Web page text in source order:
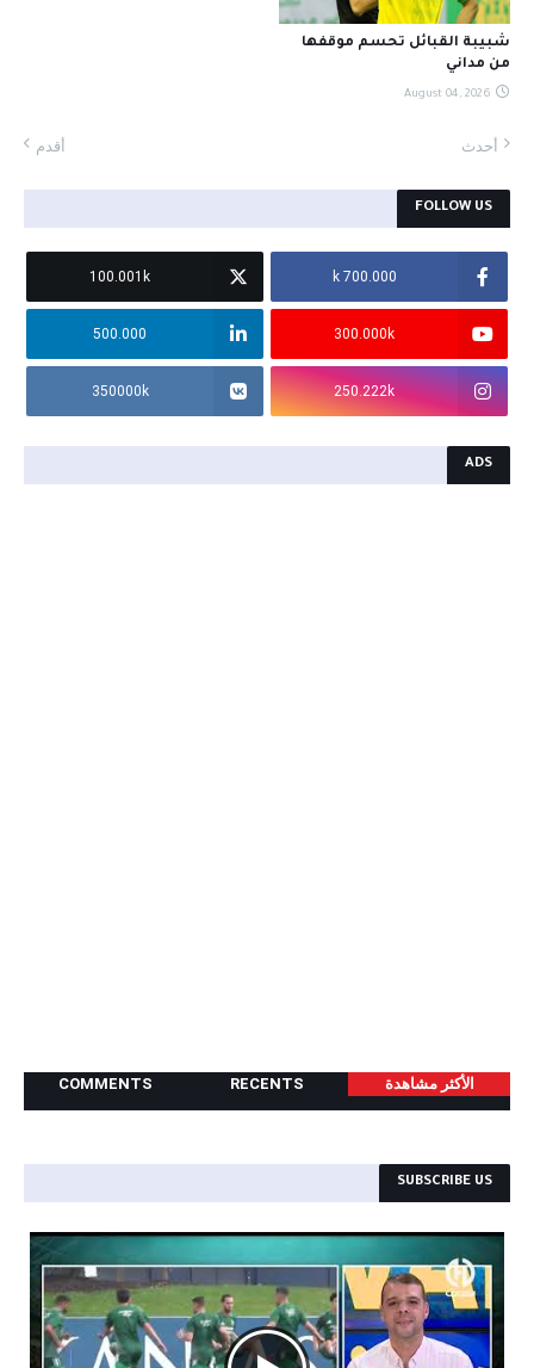
شبيبة القبائل تحسم موقفها
من مداني
August 04, 2026
أحدث أقدم
FOLLOW US
700.000 k
100.001k
300.000k
500.000
250.222k
350000k
ADS
الأكثر مشاھدة RECENTS
COMMENTS
SUBSCRIBE US